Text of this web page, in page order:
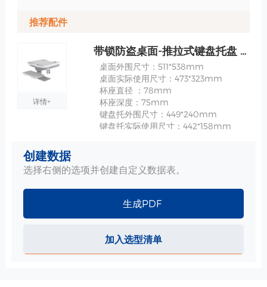
推荐配件
详情+
带锁防盗桌面-推拉式键盘托盘 规格
桌面外围尺寸：511*538mm
桌面实际使用尺寸：473*323mm
杯座直径 ：78mm
杯座深度：75mm
键盘托外围尺寸：449*240mm
键盘托实际使用尺寸：442*158mm
栅栏高度 : 15mm
创建数据
选择右侧的选项并创建自定义数据表。
生成PDF
加入选型清单